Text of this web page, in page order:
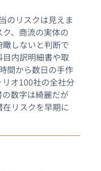
のリスクは見えま
、商流の実体の
しないと判断で
内訳明細書や取
間から数日の手作
オ100社の全社分
数字は綺麗だが
リスクを早期に